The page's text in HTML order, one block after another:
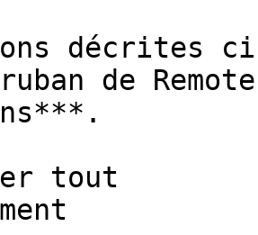
décrites
de
tout